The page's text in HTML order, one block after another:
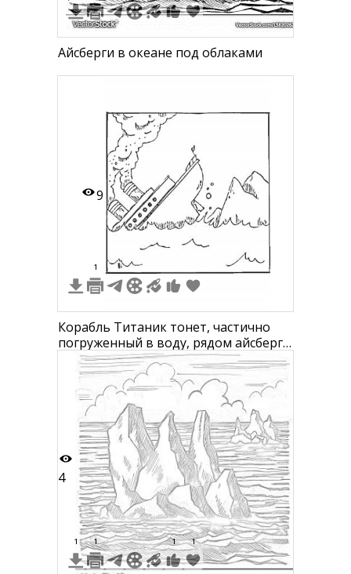
Айсберги в океане под облаками
9
1
Корабль Титаник тонет, частично
погруженный в воду, рядом айсберг,
вдалеке дым
4
1 1 1 1